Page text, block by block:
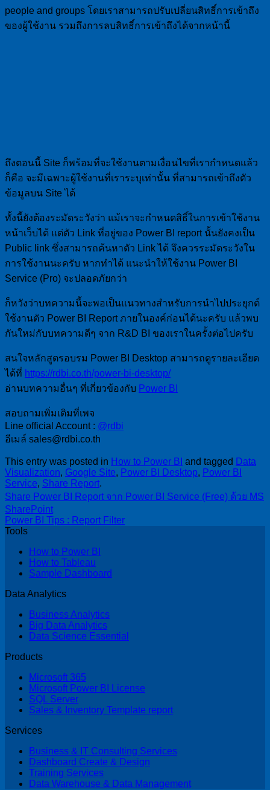
people and groups โดยเราสามารถปรับเปลี่ยนสิทธิ์การเข้าถึง
ของผู้ใช้งาน รวมถึงการลบสิทธิ์การเข้าถึงได้จากหน้านี้
ถึงตอนนี้ Site ก็พร้อมที่จะใช้งานตามเงื่อนไขที่เรากำหนดแล้ว
ก็คือ จะมีเฉพาะผู้ใช้งานที่เราระบุเท่านั้น ที่สามารถเข้าถึงตัว
ข้อมูลบน Site ได้
ทั้งนี้ยังต้องระมัดระวังว่า แม้เราจะกำหนดสิธิ์ในการเข้าใช้งาน
หน้าเว็บได้ แต่ตัว Link ที่อยู่ของ Power BI report นั้นยังคงเป็น
Public link ซึ่งสามารถค้นหาตัว Link ได้ จึงควรระมัดระวังใน
การใช้งานนะครับ หากทำได้ แนะนำให้ใช้งาน Power BI
Service (Pro) จะปลอดภัยกว่า
ก็หวังว่าบทความนี้จะพอเป็นแนวทางสำหรับการนำไปประยุกต์
ใช้งานตัว Power BI Report ภายในองค์ก่อนได้นะครับ แล้วพบ
กันใหม่กับบทความดีๆ จาก R&D BI ของเราในครั้งต่อไปครับ
สนใจหลักสูตรอบรม Power BI Desktop สามารถดูรายละเอียด
ได้ที่ https://rdbi.co.th/power-bi-desktop/
อ่านบทความอื่นๆ ที่เกี่ยวข้องกับ Power BI
สอบถามเพิ่มเติมที่เพจ
Line official Account : @rdbi
อีเมล์ sales@rdbi.co.th
This entry was posted in How to Power BI and tagged Data
Visualization, Google Site, Power BI Desktop, Power BI
Service, Share Report.
Share Power BI Report จาก Power BI Service (Free) ด้วย MS
SharePoint
Power BI Tips : Report Filter
Tools
How to Power BI
How to Tableau
Sample Dashboard
Data Analytics
Business Analytics
Big Data Analytics
Data Science Essential
Products
Microsoft 365
Microsoft Power BI License
SQL Server
Sales & Inventory Template report
Services
Business & IT Consulting Services
Dashboard Create & Design
Training Services
Data Warehouse & Data Management